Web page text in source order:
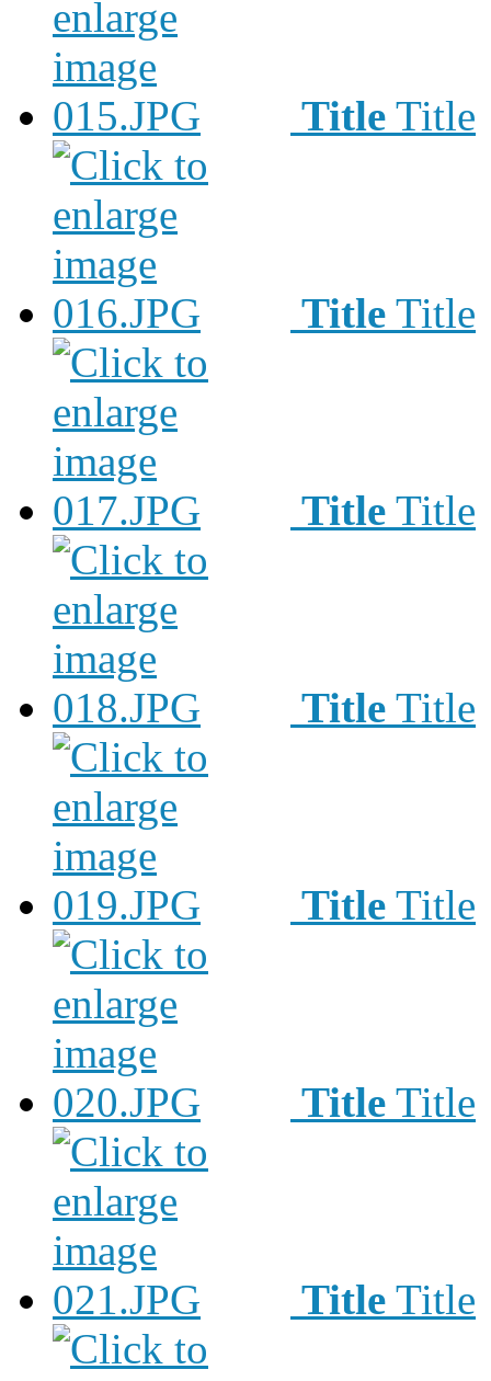
Title Title
Title Title
Title Title
Title Title
Title Title
Title Title
Title Title